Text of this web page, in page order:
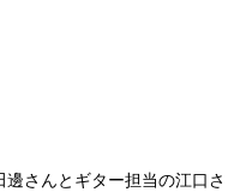
さんとギター担当の江口さ